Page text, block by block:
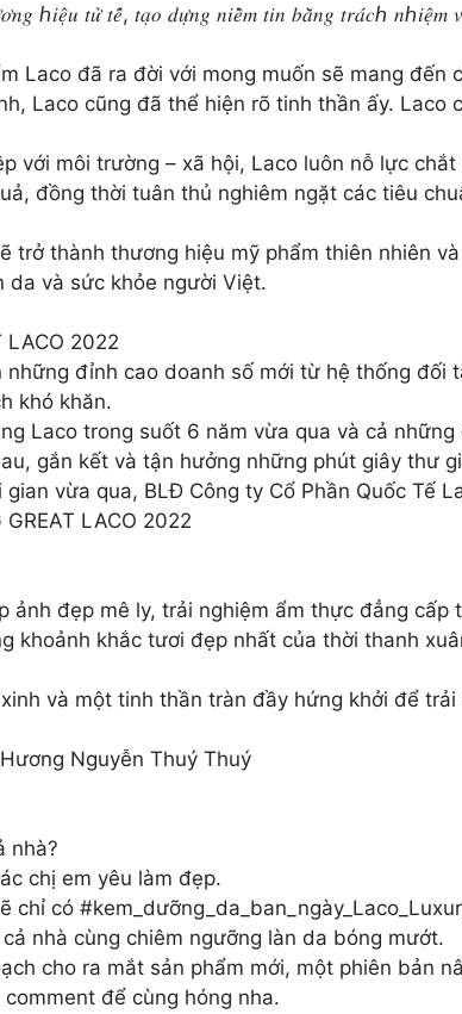
ℎ𝑖𝑒̣̂𝑢 𝑡𝑢̛̉ 𝑡𝑒̂́, 𝑡𝑎̣𝑜 𝑑𝑢̛̣𝑛𝑔 𝑛𝑖𝑒̂̀𝑚 𝑡𝑖𝑛 𝑏𝑎̆̀𝑛𝑔 𝑡𝑟𝑎́𝑐ℎ 𝑛ℎ𝑖𝑒̣̂𝑚
Laco đã ra đời với mong muốn sẽ mang đến
Laco cũng đã thể hiện rõ tinh thần ấy. Laco
với môi trường – xã hội, Laco luôn nỗ lực
đồng thời tuân thủ nghiêm ngặt các tiêu
trở thành thương hiệu mỹ phẩm thiên nhiên
da và sức khỏe người Việt.
LACO 2022
đỉnh cao doanh số mới từ hệ thống đối
khó khăn.
Laco trong suốt 6 năm vừa qua và cả
gắn kết và tận hưởng những phút giây thư
vừa qua, BLĐ Công ty Cổ Phần Quốc Tế
LACO 2022
ảnh đẹp mê ly, trải nghiệm ẩm thực đẳng
khoảnh khắc tươi đẹp nhất của thời thanh
và một tinh thần tràn đầy hứng khởi để
Nguyễn Thuý Thuý
nhà?
chị em yêu làm đẹp.
có
nhà cùng chiêm ngưỡng làn da bóng mướt.
cho ra mắt sản phẩm mới, một phiên bản
để cùng hóng nha.